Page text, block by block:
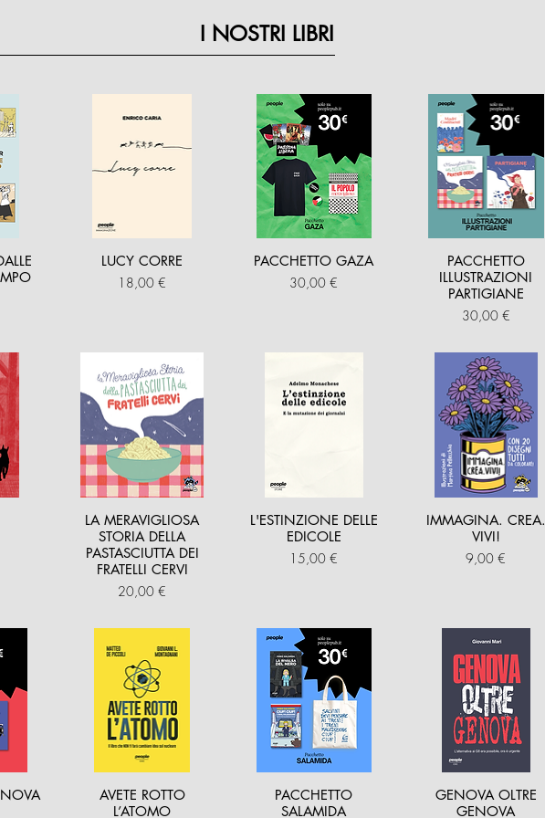
I NOSTRI LIBRI
LUCY CORRE
Prezzo
18,00 €
PACCHETTO GAZA
Prezzo
30,00 €
PACCHETTO
ILLUSTRAZIONI
PARTIGIANE
Prezzo
30,00 €
LA MERAVIGLIOSA
STORIA DELLA
PASTASCIUTTA DEI
FRATELLI CERVI
Prezzo
20,00 €
L'ESTINZIONE DELLE
EDICOLE
Prezzo
15,00 €
IMMAGINA. CREA.
VIVI!
Prezzo
9,00 €
AVETE ROTTO
L’ATOMO
PACCHETTO
SALAMIDA
GENOVA OLTRE
GENOVA